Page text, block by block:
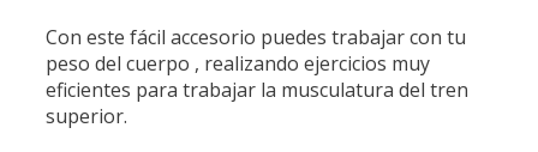
Con este fácil accesorio puedes trabajar con tu
peso del cuerpo , realizando ejercicios muy
eficientes para trabajar la musculatura del tren
superior.